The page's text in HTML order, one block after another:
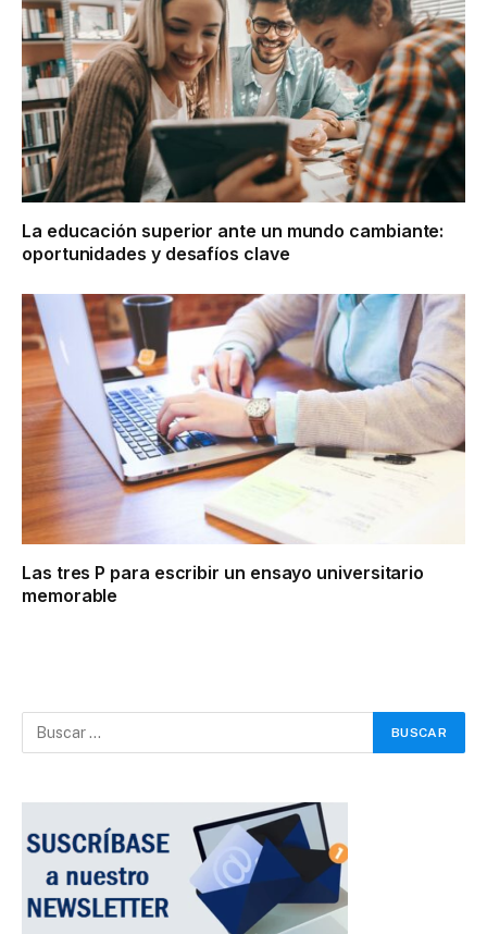
La educación superior ante un mundo cambiante:
oportunidades y desafíos clave
Las tres P para escribir un ensayo universitario
memorable